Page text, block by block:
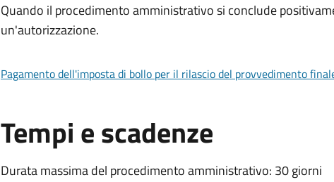
Quando il procedimento amministrativo si conclude
un'autorizzazione.
Pagamento dell'imposta di bollo per il rilascio del provvedimento
Tempi e scadenze
Durata massima del procedimento amministrativo: 30 giorni